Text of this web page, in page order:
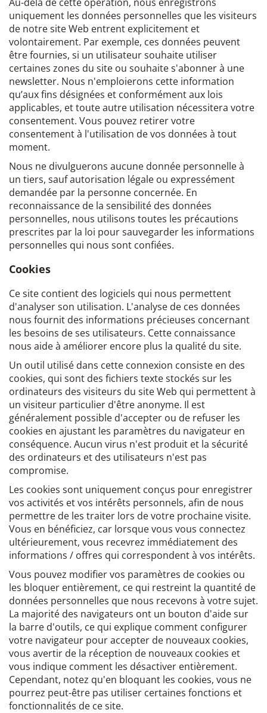
uniquement les données personnelles que les visiteurs
de notre site Web entrent explicitement et
volontairement. Par exemple, ces données peuvent
être fournies, si un utilisateur souhaite utiliser
certaines zones du site ou souhaite s'abonner à une
newsletter. Nous n'emploierons cette information
qu’aux fins désignées et conformément aux lois
applicables, et toute autre utilisation nécessitera votre
consentement. Vous pouvez retirer votre
consentement à l'utilisation de vos données à tout
moment.
Nous ne divulguerons aucune donnée personnelle à
un tiers, sauf autorisation légale ou expressément
demandée par la personne concernée. En
reconnaissance de la sensibilité des données
personnelles, nous utilisons toutes les précautions
prescrites par la loi pour sauvegarder les informations
personnelles qui nous sont confiées.
Cookies
Ce site contient des logiciels qui nous permettent
d'analyser son utilisation. L'analyse de ces données
nous fournit des informations précieuses concernant
les besoins de ses utilisateurs. Cette connaissance
nous aide à améliorer encore plus la qualité du site.
Un outil utilisé dans cette connexion consiste en des
cookies, qui sont des fichiers texte stockés sur les
ordinateurs des visiteurs du site Web qui permettent à
un visiteur particulier d'être anonyme. Il est
généralement possible d'accepter ou de refuser les
cookies en ajustant les paramètres du navigateur en
conséquence. Aucun virus n'est produit et la sécurité
des ordinateurs et des utilisateurs n'est pas
compromise.
Les cookies sont uniquement conçus pour enregistrer
vos activités et vos intérêts personnels, afin de nous
permettre de les traiter lors de votre prochaine visite.
Vous en bénéficiez, car lorsque vous vous connectez
ultérieurement, vous recevrez immédiatement des
informations / offres qui correspondent à vos intérêts.
Vous pouvez modifier vos paramètres de cookies ou
les bloquer entièrement, ce qui restreint la quantité de
données personnelles que nous recevons à votre sujet.
La majorité des navigateurs ont un bouton d'aide sur
la barre d'outils, ce qui explique comment configurer
votre navigateur pour accepter de nouveaux cookies,
vous avertir de la réception de nouveaux cookies et
vous indique comment les désactiver entièrement.
Cependant, notez qu'en bloquant les cookies, vous ne
pourrez peut-être pas utiliser certaines fonctions et
fonctionnalités de ce site.